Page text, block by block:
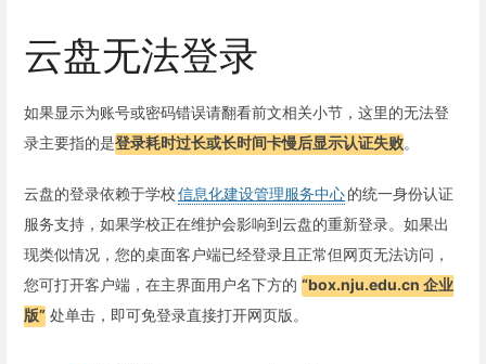
云盘无法登录
如果显示为账号或密码错误请翻看前文相关小节，这里的无法登
录主要指的是登录耗时过长或长时间卡慢后显示认证失败。
云盘的登录依赖于学校信息化建设管理服务中心的统一身份认证
服务支持，如果学校正在维护会影响到云盘的重新登录。如果出
现类似情况，您的桌面客户端已经登录且正常但网页无法访问，
您可打开客户端，在主界面用户名下方的 “box.nju.edu.cn 企业
版” 处单击，即可免登录直接打开网页版。